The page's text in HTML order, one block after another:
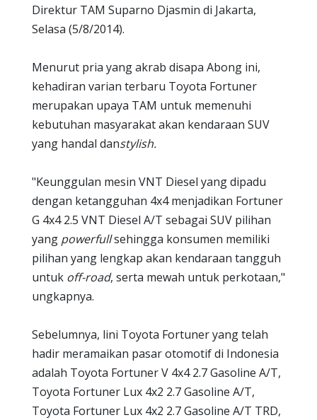
Direktur TAM Suparno Djasmin di Jakarta,
Selasa (5/8/2014).
Menurut pria yang akrab disapa Abong ini,
kehadiran varian terbaru Toyota Fortuner
merupakan upaya TAM untuk memenuhi
kebutuhan masyarakat akan kendaraan SUV
yang handal danstylish.
"Keunggulan mesin VNT Diesel yang dipadu
dengan ketangguhan 4x4 menjadikan Fortuner
G 4x4 2.5 VNT Diesel A/T sebagai SUV pilihan
yang powerfullsehingga konsumen memiliki
pilihan yang lengkap akan kendaraan tangguh
untuk off-road, serta mewah untuk perkotaan,"
ungkapnya.
Sebelumnya, lini Toyota Fortuner yang telah
hadir meramaikan pasar otomotif di Indonesia
adalah Toyota Fortuner V 4x4 2.7 Gasoline A/T,
Toyota Fortuner Lux 4x2 2.7 Gasoline A/T,
Toyota Fortuner Lux 4x2 2.7 Gasoline A/T TRD,